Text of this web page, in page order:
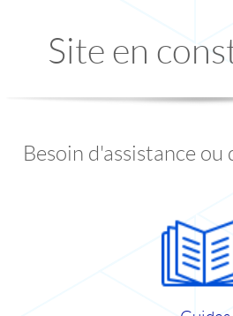
Site en
Besoin d'assistance